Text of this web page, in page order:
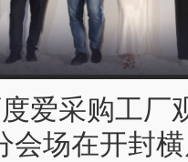
采购工厂
会场在开封